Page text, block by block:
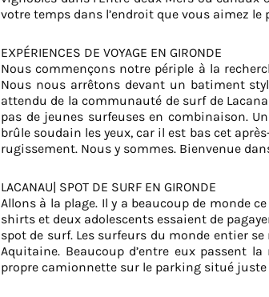
votre temps dans l’endroit que vous aimez
EXPÉRIENCES DE VOYAGE EN GIRONDE
Nous commençons notre périple à la
Nous nous arrêtons devant un batiment
attendu de la communauté de surf de
pas de jeunes surfeuses en combinaison.
brûle soudain les yeux, car il est bas cet
rugissement. Nous y sommes. Bienvenue
LACANAU| SPOT DE SURF EN GIRONDE
Allons à la plage. Il y a beaucoup de monde
shirts et deux adolescents essaient de
spot de surf. Les surfeurs du monde entier
Aquitaine. Beaucoup d’entre eux passent
propre camionnette sur le parking situé juste